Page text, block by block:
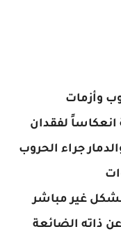
وأزمات
انعكاساً لفقدان
جراء الحروب
غير مباشر
ذاته الضائعة